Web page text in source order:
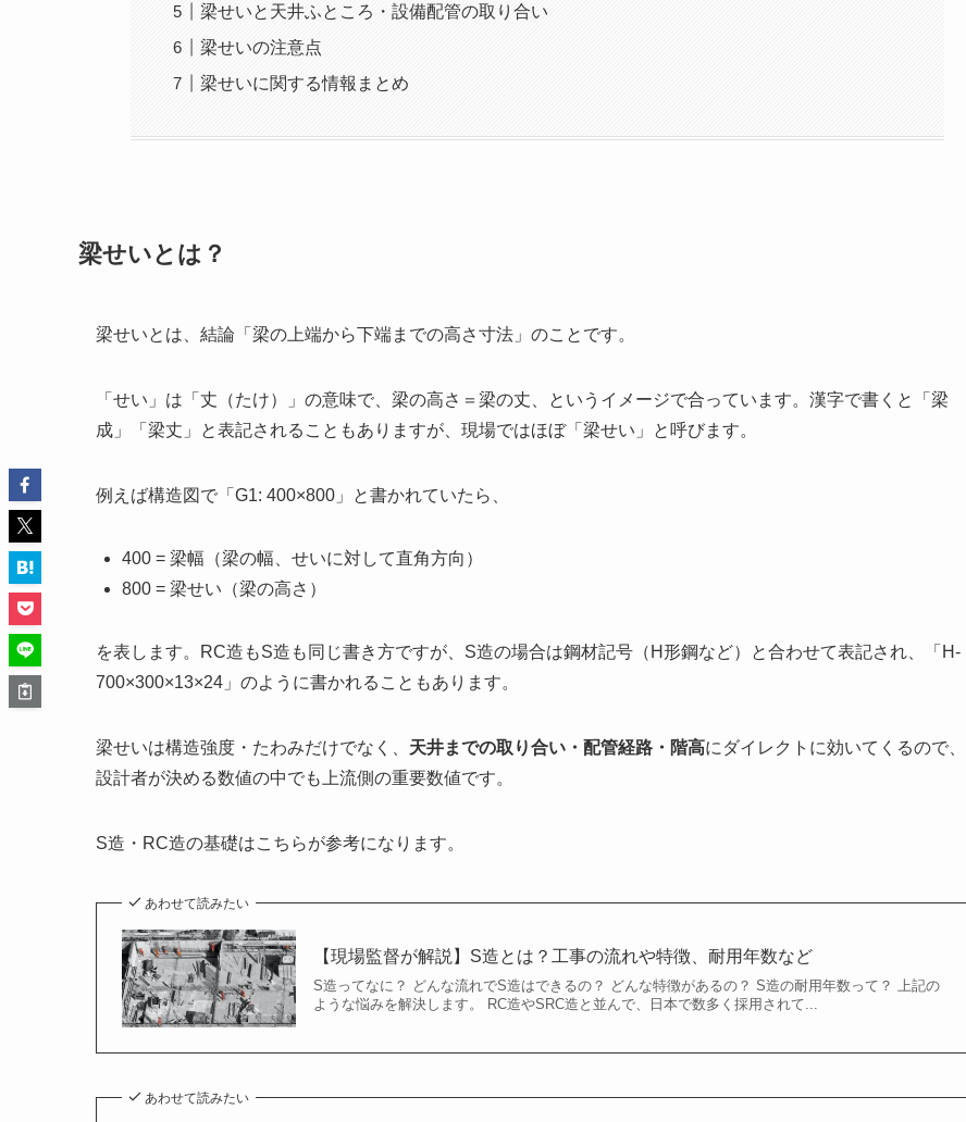
梁せいと天井ふところ・設備配管の取り合い
梁せいの注意点
梁せいに関する情報まとめ
梁せいとは？
梁せいとは、結論「梁の上端から下端までの高さ寸法」のことです。
「せい」は「丈（たけ）」の意味で、梁の高さ＝梁の丈、というイメージで合っています。漢字で書くと「梁
成」「梁丈」と表記されることもありますが、現場ではほぼ「梁せい」と呼びます。
例えば構造図で「G1: 400×800」と書かれていたら、
400 = 梁幅（梁の幅、せいに対して直角方向）
800 = 梁せい（梁の高さ）
を表します。RC造もS造も同じ書き方ですが、S造の場合は鋼材記号（H形鋼など）と合わせて表記され、「H-
700×300×13×24」のように書かれることもあります。
梁せいは構造強度・たわみだけでなく、 天井までの取り合い・配管経路・階高にダイレクトに効いてくるので、
設計者が決める数値の中でも上流側の重要数値です。
S造・RC造の基礎はこちらが参考になります。
あわせて読みたい
【現場監督が解説】S造とは？工事の流れや特徴、耐用年数など
S造ってなに？ どんな流れでS造はできるの？ どんな特徴があるの？ S造の耐用年数って？ 上記の
ような悩みを解決します。 RC造やSRC造と並んで、日本で数多く採用されて...
あわせて読みたい